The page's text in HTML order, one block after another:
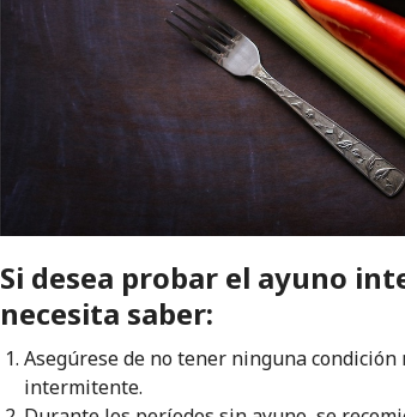
Si desea probar el ayuno
necesita saber:
Asegúrese de no tener ninguna
intermitente.